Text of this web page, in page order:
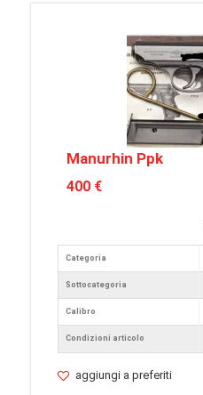
Manurhin Ppk
400 €
Categoria
Sottocategoria
Calibro
Condizioni articolo
aggiungi a preferiti